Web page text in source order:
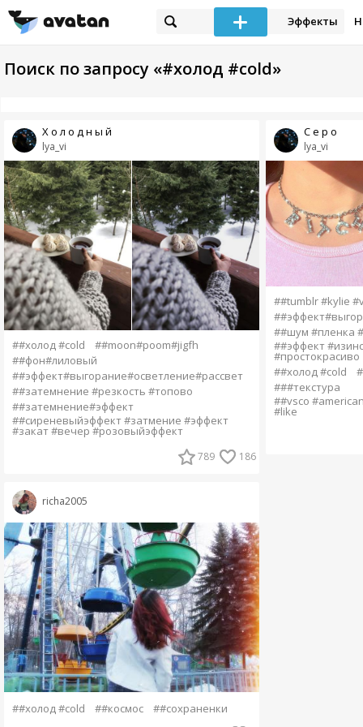
Эффекты
Поиск по запросу «#холод #cold»
lya_vi
Х о л о д н ы й
##холод #cold
##moon#poom#jigfh
##фон#лиловый
##эффект#выгорание#осветление#рассвет
##затемнение #резкость #топово
##затемнение#эффект
##сиреневыйэффект #затмение #эффект
#закат #вечер #розовыйэффект
789 186
richa2005
##холод #cold ##космос ##сохраненки
lya_vi
С е р о
##tumblr #kylie
##шум #пленка
##эффект
#простокрасиво
##холод #cold
###текстура
##vsco
#like